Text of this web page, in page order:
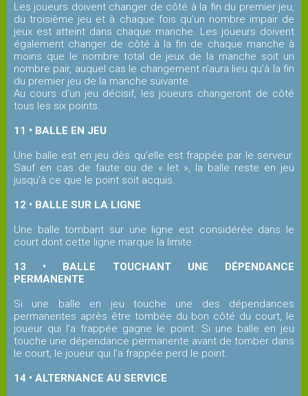
Les joueurs doivent changer de côté à la fin du premier jeu,
du troisième jeu et à chaque fois qu’un nombre impair de
jeux est atteint dans chaque manche. Les joueurs doivent
également changer de côté à la fin de chaque manche à
moins que le nombre total de jeux de la manche soit un
nombre pair, auquel cas le changement n’aura lieu qu’à la fin
du premier jeu de la manche suivante.
Au cours d’un jeu décisif, les joueurs changeront de côté
tous les six points.
11 • BALLE EN JEU
Une balle est en jeu dès qu’elle est frappée par le serveur.
Sauf en cas de faute ou de « let », la balle reste en jeu
jusqu’à ce que le point soit acquis.
12 • BALLE SUR LA LIGNE
Une balle tombant sur une ligne est considérée dans le
court dont cette ligne marque la limite.
13 • BALLE TOUCHANT UNE DÉPENDANCE
PERMANENTE
Si une balle en jeu touche une des dépendances
permanentes après être tombée du bon côté du court, le
joueur qui l’a frappée gagne le point. Si une balle en jeu
touche une dépendance permanente avant de tomber dans
le court, le joueur qui l’a frappée perd le point.
14 • ALTERNANCE AU SERVICE